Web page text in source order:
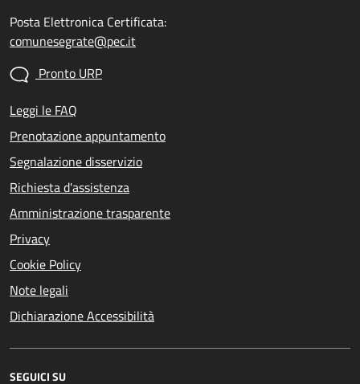
Posta Elettronica Certificata:
comunesegrate@pec.it
Pronto URP
Leggi le FAQ
Prenotazione appuntamento
Segnalazione disservizio
Richiesta d'assistenza
Amministrazione trasparente
Privacy
Cookie Policy
Note legali
Dichiarazione Accessibilità
SEGUICI SU